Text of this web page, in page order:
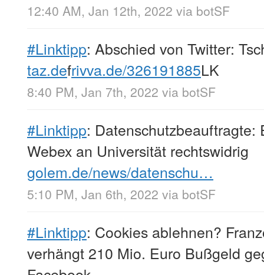
12:40 AM, Jan 12th, 2022 via botSF
#Linktipp: Abschied von Twitter:
taz.defrivva.de/326191885LK
8:40 PM, Jan 7th, 2022 via botSF
#Linktipp: Datenschutzbeauftragte:
Webex an Universität rechtswidrig
golem.de/news/datenschu…
5:10 PM, Jan 6th, 2022 via botSF
#Linktipp: Cookies ablehnen?
verhängt 210 Mio. Euro Bußgeld